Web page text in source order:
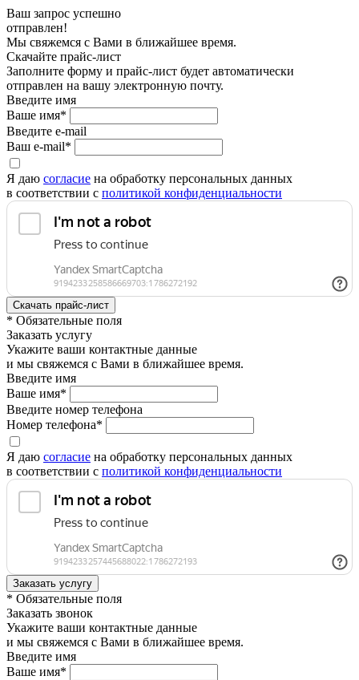
Ваш запрос успешно
отправлен!
Мы свяжемся с Вами в ближайшее время.
Скачайте прайс-лист
Заполните форму и прайс-лист будет автоматически
отправлен на вашу электронную почту.
Введите имя
Ваше имя*
Введите e-mail
Ваш e-mail*
Я даю согласие на обработку персональных данных
в соответствии с политикой конфиденциальности
* Обязательные поля
Заказать услугу
Укажите ваши контактные данные
и мы свяжемся с Вами в ближайшее время.
Введите имя
Ваше имя*
Введите номер телефона
Номер телефона*
Я даю согласие на обработку персональных данных
в соответствии с политикой конфиденциальности
* Обязательные поля
Заказать звонок
Укажите ваши контактные данные
и мы свяжемся с Вами в ближайшее время.
Введите имя
Ваше имя*